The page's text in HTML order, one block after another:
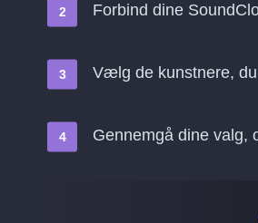
Forbind dine
Vælg de kunstnere,
Gennemgå dine valg,